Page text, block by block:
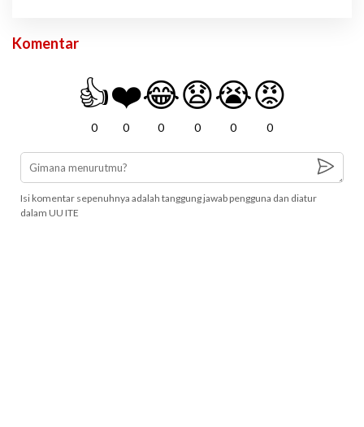
Komentar
👍
0
❤️
0
😂
0
😧
0
😭
0
😡
0
Isi komentar sepenuhnya adalah tanggung jawab pengguna dan diatur
dalam UU ITE